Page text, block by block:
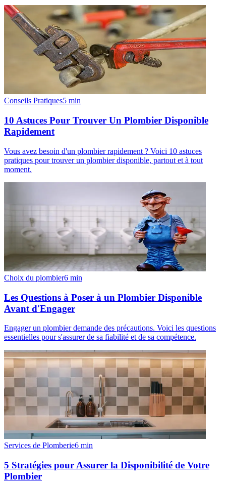
Conseils Pratiques5 min
10 Astuces Pour Trouver Un Plombier Disponible
Rapidement
Vous avez besoin d'un plombier rapidement ? Voici 10 astuces
pratiques pour trouver un plombier disponible, partout et à tout
moment.
Choix du plombier6 min
Les Questions à Poser à un Plombier Disponible
Avant d'Engager
Engager un plombier demande des précautions. Voici les questions
essentielles pour s'assurer de sa fiabilité et de sa compétence.
Services de Plomberie6 min
5 Stratégies pour Assurer la Disponibilité de Votre
Plombier